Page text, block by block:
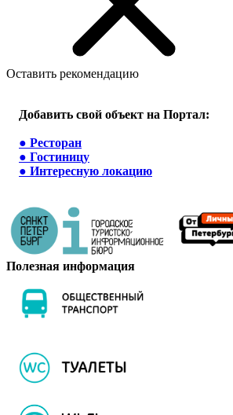
Оставить рекомендацию
Добавить свой объект на Портал:
● Ресторан
● Гостиницу
● Интересную локацию
Полезная информация